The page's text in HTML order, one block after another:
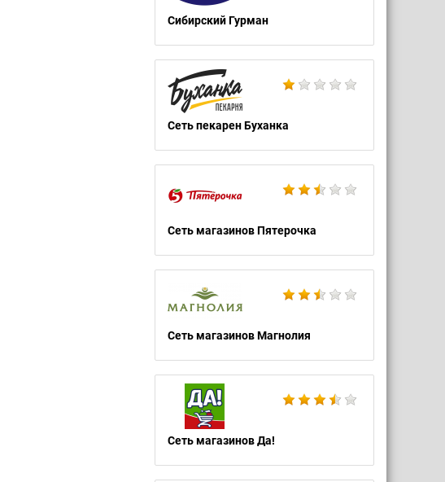
Сибирский Гурман
Сеть пекарен Буханка
Сеть магазинов Пятерочка
Сеть магазинов Магнолия
Сеть магазинов Да!